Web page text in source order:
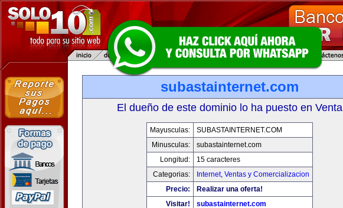
subastainternet.com
El dueño de este dominio lo ha puesto en Venta
Mayusculas:
SUBASTAINTERNET.COM
Minusculas:
subastainternet.com
Longitud:
15 caracteres
Categorias:
Internet, Ventas y Comercializacion
Precio:
Realizar una oferta!
Visitar!
subastainternet.com